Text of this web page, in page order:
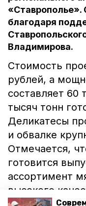
«Ставрополье».
благодаря
Владимирова.
Стоимость
рублей, а
составляет 60
тысяч тонн
Деликатесы
и обвалке
Отмечается,
готовится
ассортимент
высокого